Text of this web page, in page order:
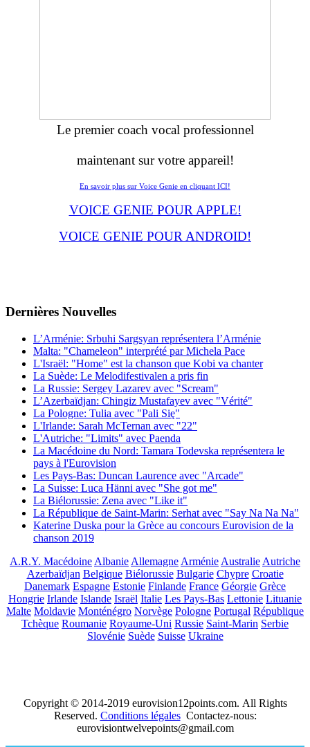
Le premier coach vocal professionnel
maintenant sur votre appareil!
En savoir plus sur Voice Genie en cliquant ICI!
VOICE GENIE POUR APPLE!
VOICE GENIE POUR ANDROID!
Dernières Νouvelles
L’Arménie: Srbuhi Sargsyan représentera l’Arménie
Malta: "Chameleon" interprété par Michela Pace
L'Israël: "Home" est la chanson que Kobi va chanter
La Suède: Le Melodifestivalen a pris fin
La Russie: Sergey Lazarev avec "Scream"
L’Azerbaïdjan: Chingiz Mustafayev avec "Vérité"
La Pologne: Tulia avec "Pali Się"
L'Irlande: Sarah McTernan avec "22"
L'Autriche: "Limits" avec Paenda
La Macédoine du Nord: Tamara Todevska représentera le
pays à l'Eurovision
Les Pays-Bas: Duncan Laurence avec "Arcade"
La Suisse: Luca Hänni avec "She got me"
La Biélorussie: Zena avec "Like it"
La République de Saint-Marin: Serhat avec "Say Na Na Na"
Katerine Duska pour la Grèce au concours Eurovision de la
chanson 2019
A.R.Y. Macédoine Albanie Allemagne Arménie Australie Autriche
Azerbaïdjan Belgique Biélorussie Bulgarie Chypre Croatie
Danemark Espagne Estonie Finlande France Géorgie Grèce
Hongrie Irlande Islande Israël Italie Les Pays-Bas Lettonie Lituanie
Malte Moldavie Monténégro Norvège Pologne Portugal République
Tchèque Roumanie Royaume-Uni Russie Saint-Marin Serbie
Slovénie Suède Suisse Ukraine
Copyright © 2014-2019 eurovision12points.com. All Rights
Reserved. Conditions légalesContactez-nous:
eurovisiontwelvepoints@gmail.com